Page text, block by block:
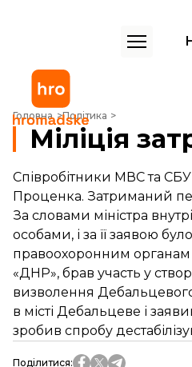
Головна Політика
Міліція затримала мера
Міліція
Співробітники МВС та
Проценка. Затриманий
За словами міністра
особами, і за її заявою
правоохоронним органам
«ДНР», брав участь у
визволення
в місті Дебальцеве і
зробив спробу
Поділитися: